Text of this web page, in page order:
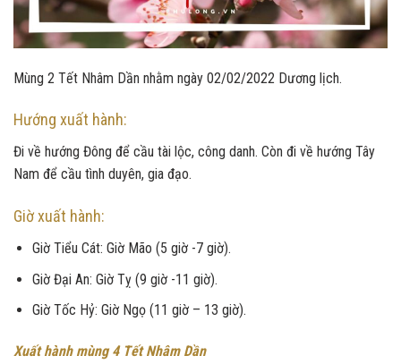
Mùng 2 Tết Nhâm Dần nhằm ngày 02/02/2022 Dương lịch.
Hướng xuất hành:
Đi về hướng Đông để cầu tài lộc, công danh. Còn đi về hướng Tây
Nam để cầu tình duyên, gia đạo.
Giờ xuất hành:
Giờ Tiểu Cát: Giờ Mão (5 giờ -7 giờ).
Giờ Đại An: Giờ Tỵ (9 giờ -11 giờ).
Giờ Tốc Hỷ: Giờ Ngọ (11 giờ – 13 giờ).
Xuất hành mùng 4 Tết Nhâm Dần